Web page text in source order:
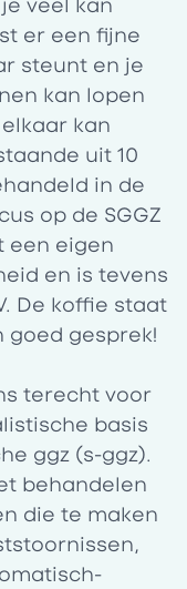
veel kan
er een fijne
steunt en je
kan lopen
kan
uit 10
in de
op de SGGZ
een eigen
en is tevens
De koffie staat
goed gesprek!
terecht voor
basis
ggz (s-ggz).
behandelen
die te maken